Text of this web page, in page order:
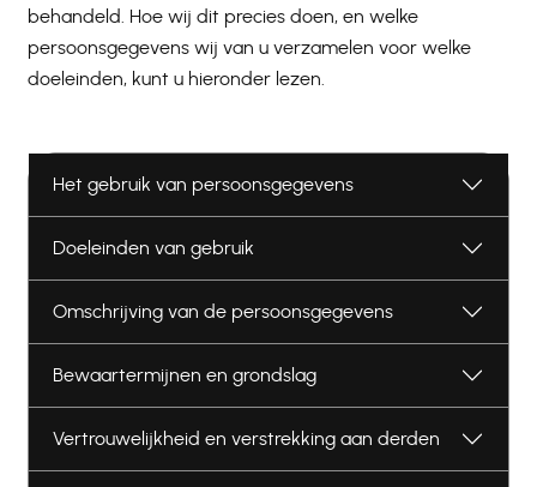
behandeld. Hoe wij dit precies doen, en welke
persoonsgegevens wij van u verzamelen voor welke
doeleinden, kunt u hieronder lezen.
Het gebruik van persoonsgegevens
Doeleinden van gebruik
Omschrijving van de persoonsgegevens
Bewaartermijnen en grondslag
Vertrouwelijkheid en verstrekking aan derden